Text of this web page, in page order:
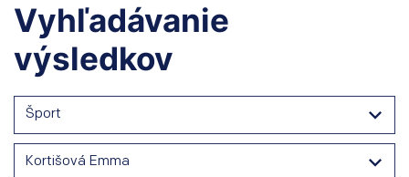
Vyhľadávanie
výsledkov
Šport
Kortišová Emma